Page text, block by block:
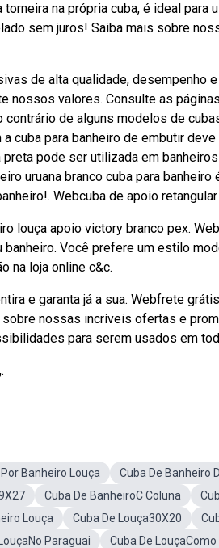
na própria cuba, é ideal para
sem juros! Saiba mais sobre
de alta qualidade, desempenho
nossos valores. Consulte as
contrário de alguns modelos de
cuba para banheiro de embutir
pode ser utilizada em
uruana branco cuba para
Webcuba de apoio
louça apoio victory branco pex.
Você prefere um estilo
na loja online c&c.
e garanta já a sua. Webfrete
nossas incríveis ofertas e
para serem usados em
Banheiro Louça Cuba De Banheiro
Cuba De BanheiroC Coluna
Louça Cuba De Louça30X20
Paraguai Cuba De LouçaComo